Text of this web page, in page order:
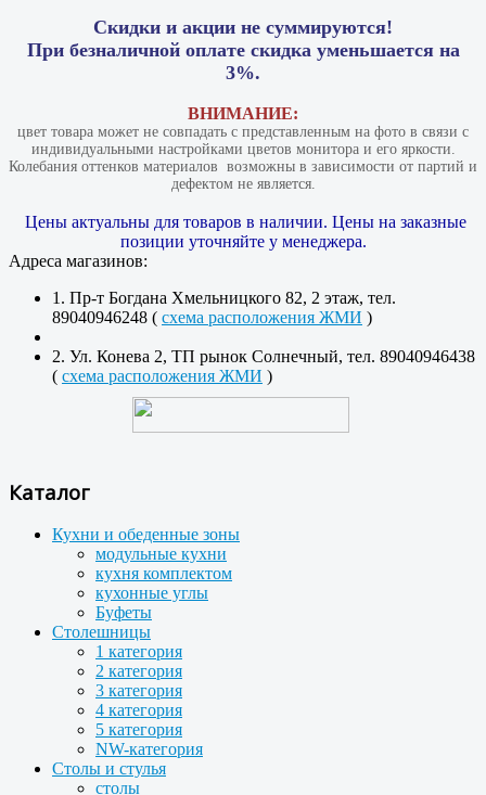
Скидки и акции не суммируются!
При безналичной оплате скидка уменьшается на
3%.
ВНИМАНИЕ:
цвет товара может не совпадать с представленным на фото в связи с
индивидуальными настройками цветов монитора и его яркости.
Колебания оттенков материалов​ ​ возможны в зависимости от партий и
дефектом не является.
Цены актуальны для товаров в наличии. Цены на заказные
позиции уточняйте у менеджера.
Адреса магазинов:
1. Пр-т Богдана Хмельницкого 82, 2 этаж, тел.
89040946248 ( схема расположения ЖМИ )
2. Ул. Конева 2, ТП рынок Солнечный, тел. 89040946438
( схема расположения ЖМИ )
Каталог
Кухни и обеденные зоны
модульные кухни
кухня комплектом
кухонные углы
Буфеты
Столешницы
1 категория
2 категория
3 категория
4 категория
5 категория
NW-категория
Столы и стулья
столы